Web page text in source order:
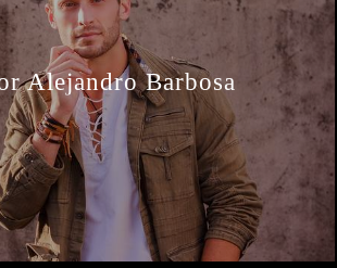
Alejandro Barbosa